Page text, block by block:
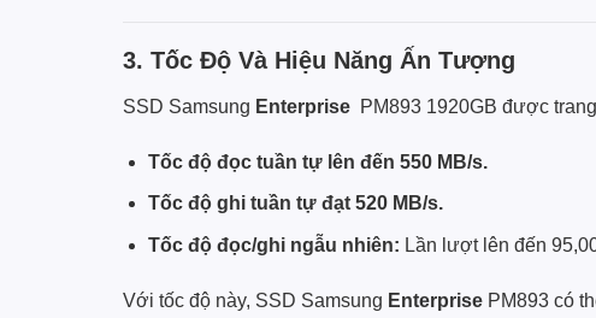
3. Tốc Độ Và Hiệu Năng Ấn Tượng
SSD Samsung Enterprise PM893 1920GB được
Tốc độ đọc tuần tự lên đến 550 MB/s.
Tốc độ ghi tuần tự đạt 520 MB/s.
Tốc độ đọc/ghi ngẫu nhiên: Lần lượt lên đến
Với tốc độ này, SSD Samsung Enterprise PM893 có